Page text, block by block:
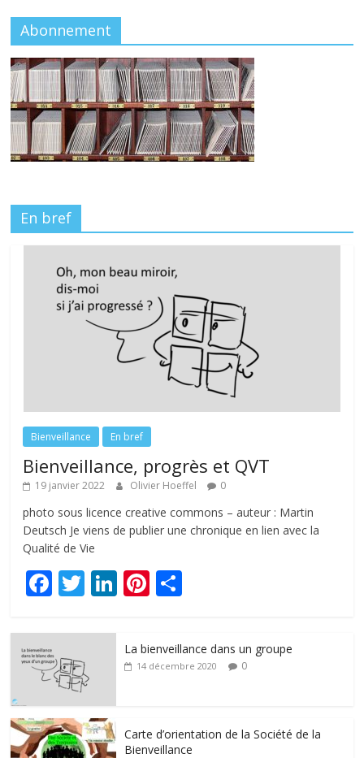
Abonnement
En bref
Bienveillance En bref
Bienveillance, progrès et QVT
19 janvier 2022 Olivier Hoeffel 0
photo sous licence creative commons – auteur : Martin
Deutsch Je viens de publier une chronique en lien avec la
Qualité de Vie
F
e
b
o
o
k
T
itt
er
Li
e
Pi
e g
La bienveillance dans un groupe
14 décembre 2020 0
Carte d’orientation de la Société de la
Bienveillance